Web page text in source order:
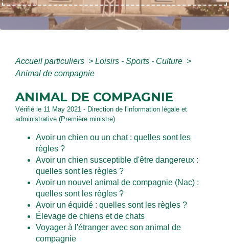
Accueil particuliers > Loisirs - Sports - Culture >
Animal de compagnie
ANIMAL DE COMPAGNIE
Vérifié le 11 May 2021 - Direction de l'information légale et
administrative (Première ministre)
Avoir un chien ou un chat : quelles sont les
règles ?
Avoir un chien susceptible d'être dangereux :
quelles sont les règles ?
Avoir un nouvel animal de compagnie (Nac) :
quelles sont les règles ?
Avoir un équidé : quelles sont les règles ?
Élevage de chiens et de chats
Voyager à l'étranger avec son animal de
compagnie